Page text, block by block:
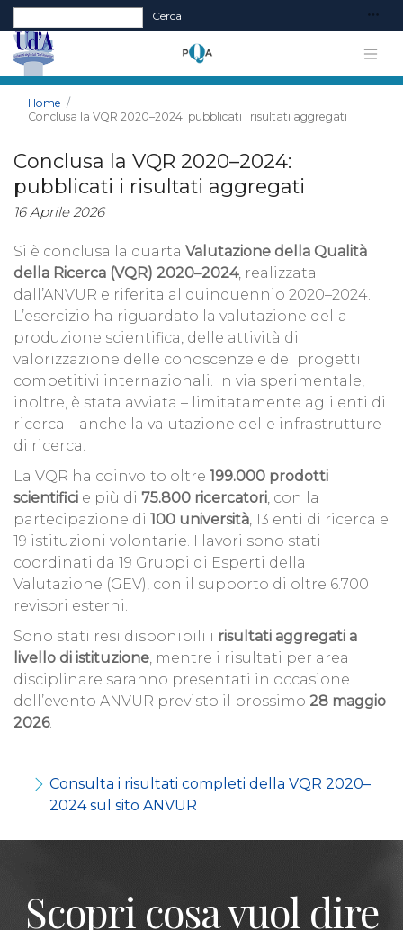
Form di ricerca
Cerca
Home
Conclusa la VQR 2020–2024: pubblicati i risultati aggregati
Conclusa la VQR 2020–2024:
pubblicati i risultati aggregati
16 Aprile 2026
Si è conclusa la quarta Valutazione della Qualità
della Ricerca (VQR) 2020–2024, realizzata
dall’ANVUR e riferita al quinquennio 2020–2024.
L’esercizio ha riguardato la valutazione della
produzione scientifica, delle attività di
valorizzazione delle conoscenze e dei progetti
competitivi internazionali. In via sperimentale,
inoltre, è stata avviata – limitatamente agli enti di
ricerca – anche la valutazione delle infrastrutture
di ricerca.
La VQR ha coinvolto oltre 199.000 prodotti
scientifici e più di 75.800 ricercatori, con la
partecipazione di 100 università, 13 enti di ricerca e
19 istituzioni volontarie. I lavori sono stati
coordinati da 19 Gruppi di Esperti della
Valutazione (GEV), con il supporto di oltre 6.700
revisori esterni.
Sono stati resi disponibili i risultati aggregati a
livello di istituzione, mentre i risultati per area
disciplinare saranno presentati in occasione
dell’evento ANVUR previsto il prossimo 28 maggio
2026.
Consulta i risultati completi della VQR 2020–
2024 sul sito ANVUR
Scopri cosa vuol dire